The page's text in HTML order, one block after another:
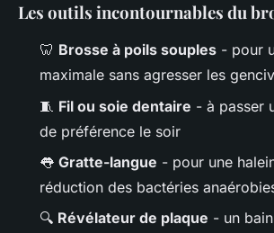
Les outils incontournables du
🦷 Brosse à poils souples - pour
maximale sans agresser les
🧵 Fil ou soie dentaire - à passer
de préférence le soir
👅 Gratte-langue - pour une
réduction des bactéries
🔍 Révélateur de plaque - un